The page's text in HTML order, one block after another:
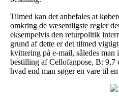
Tilmed kan det anbefales at
omkring de væsentligste regler
eksempelvis den returpolitik
grund af dette er det tilmed
kvittering på e-mail, således
bestilling af Cellofanpose, B: 9,7
hvad end man søger en vare til